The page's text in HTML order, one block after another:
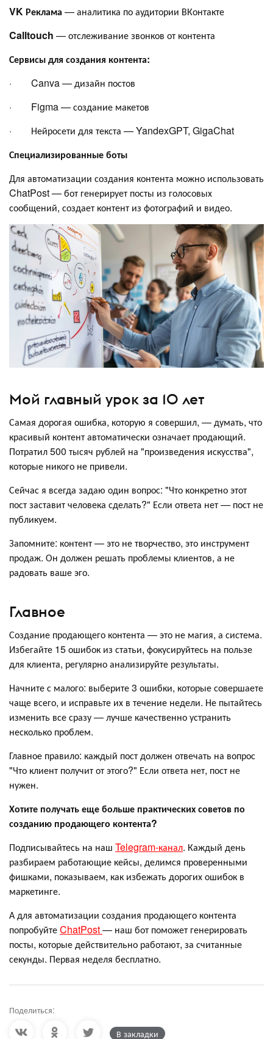
VK Реклама — аналитика по аудитории ВКонтакте
Calltouch — отслеживание звонков от контента
Сервисы для создания контента:
· Canva — дизайн постов
· Figma — создание макетов
· Нейросети для текста — YandexGPT, GigaChat
Специализированные боты
Для автоматизации создания контента можно использовать
ChatPost — бот генерирует посты из голосовых
сообщений, создает контент из фотографий и видео.
Мой главный урок за 10 лет
Самая дорогая ошибка, которую я совершил, — думать, что
красивый контент автоматически означает продающий.
Потратил 500 тысяч рублей на "произведения искусства",
которые никого не привели.
Сейчас я всегда задаю один вопрос: "Что конкретно этот
пост заставит человека сделать?" Если ответа нет — пост не
публикуем.
Запомните: контент — это не творчество, это инструмент
продаж. Он должен решать проблемы клиентов, а не
радовать ваше эго.
Главное
Создание продающего контента — это не магия, а система.
Избегайте 15 ошибок из статьи, фокусируйтесь на пользе
для клиента, регулярно анализируйте результаты.
Начните с малого: выберите 3 ошибки, которые совершаете
чаще всего, и исправьте их в течение недели. Не пытайтесь
изменить все сразу — лучше качественно устранить
несколько проблем.
Главное правило: каждый пост должен отвечать на вопрос
"Что клиент получит от этого?" Если ответа нет, пост не
нужен.
Хотите получать еще больше практических советов по
созданию продающего контента?
Подписывайтесь на наш Telegram-канал. Каждый день
разбираем работающие кейсы, делимся проверенными
фишками, показываем, как избежать дорогих ошибок в
маркетинге.
А для автоматизации создания продающего контента
попробуйтеChatPost— наш бот поможет генерировать
посты, которые действительно работают, за считанные
секунды. Первая неделя бесплатно.
Поделиться:
В закладки